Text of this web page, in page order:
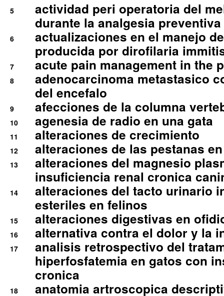
5
actividad peri operatoria del
durante la analgesia
6
actualizaciones en el manejo
producida por dirofilaria
7 acute pain management in the
8
adenocarcinoma metastasico
del encefalo
9 afecciones de la columna
10 agenesia de radio en una gata
11 alteraciones de crecimiento
12 alteraciones de las pestanas
13
alteraciones del magnesio
insuficiencia renal cronica
14
alteraciones del tacto urinario
esteriles en felinos
15 alteraciones digestivas en
16 alternativa contra el dolor y la
17
analisis retrospectivo del
hiperfosfatemia en gatos con
cronica
18
anatomia artroscopica